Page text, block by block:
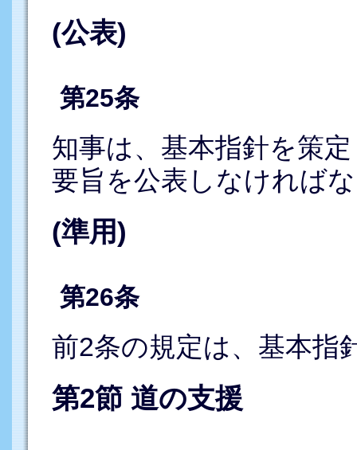
(公表)
第25条
知事は、基本指針を策
要旨を公表しなければ
(準用)
第26条
前2条の規定は、基本指
第2節 道の支援